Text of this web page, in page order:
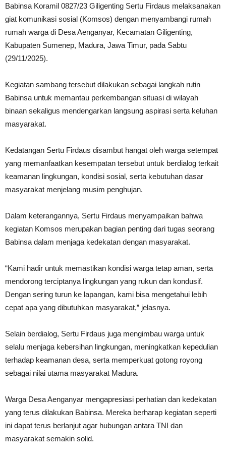
Babinsa Koramil 0827/23 Giligenting Sertu Firdaus melaksanakan
giat komunikasi sosial (Komsos) dengan menyambangi rumah
rumah warga di Desa Aenganyar, Kecamatan Giligenting,
Kabupaten Sumenep, Madura, Jawa Timur, pada Sabtu
(29/11/2025).
Kegiatan sambang tersebut dilakukan sebagai langkah rutin
Babinsa untuk memantau perkembangan situasi di wilayah
binaan sekaligus mendengarkan langsung aspirasi serta keluhan
masyarakat.
Kedatangan Sertu Firdaus disambut hangat oleh warga setempat
yang memanfaatkan kesempatan tersebut untuk berdialog terkait
keamanan lingkungan, kondisi sosial, serta kebutuhan dasar
masyarakat menjelang musim penghujan.
Dalam keterangannya, Sertu Firdaus menyampaikan bahwa
kegiatan Komsos merupakan bagian penting dari tugas seorang
Babinsa dalam menjaga kedekatan dengan masyarakat.
“Kami hadir untuk memastikan kondisi warga tetap aman, serta
mendorong terciptanya lingkungan yang rukun dan kondusif.
Dengan sering turun ke lapangan, kami bisa mengetahui lebih
cepat apa yang dibutuhkan masyarakat,” jelasnya.
Selain berdialog, Sertu Firdaus juga mengimbau warga untuk
selalu menjaga kebersihan lingkungan, meningkatkan kepedulian
terhadap keamanan desa, serta memperkuat gotong royong
sebagai nilai utama masyarakat Madura.
Warga Desa Aenganyar mengapresiasi perhatian dan kedekatan
yang terus dilakukan Babinsa. Mereka berharap kegiatan seperti
ini dapat terus berlanjut agar hubungan antara TNI dan
masyarakat semakin solid.